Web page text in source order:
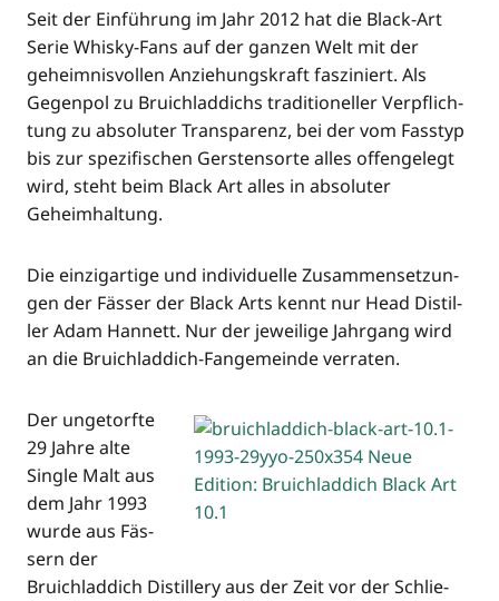
Seit der Ein­füh­rung im Jahr 2012 hat die Black-Art
Serie Whis­ky-Fans auf der gan­zen Welt mit der
geheim­nis­vol­len Anzie­hungs­kraft fas­zi­niert. Als
Gegen­pol zu Bruich­lad­dichs tra­di­tio­nel­ler Ver­pflich­
tung zu abso­lu­ter Trans­pa­renz, bei der vom Fass­typ
bis zur spe­zi­fi­schen Gers­ten­sor­te alles offen­ge­legt
wird, steht beim Black Art alles in abso­lu­ter
Geheimhaltung.
Die ein­zig­ar­ti­ge und indi­vi­du­el­le Zusam­men­set­zun­
gen der Fäs­ser der Black Arts kennt nur Head Distil­
ler Adam Han­nett. Nur der jewei­li­ge Jahr­gang wird
an die Bruich­lad­dich-Fan­ge­mein­de verraten.
Der unge­torf­te
29 Jah­re alte
Sin­gle Malt aus
dem Jahr 1993
wur­de aus Fäs­
sern der
Bruich­lad­dich Distil­lery aus der Zeit vor der Schlie­